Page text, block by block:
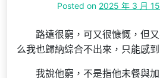
Posted on 2025 年 3 月
路遠很窮，可又很慷慨，但
么我也歸納綜合不出來，只能感到
我說他窮，不是指他未餐與